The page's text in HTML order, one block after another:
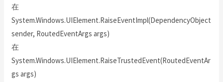
在
System.Windows.UIElement.RaiseEventImpl(DependencyObject
sender, RoutedEventArgs args)
在
System.Windows.UIElement.RaiseTrustedEvent(RoutedEventAr
gs args)